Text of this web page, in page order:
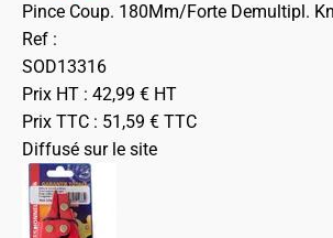
Pince Coup. 180Mm/Forte Demultipl.
Ref :
SOD13316
Prix HT : 42,99 € HT
Prix TTC : 51,59 € TTC
Diffusé sur le site